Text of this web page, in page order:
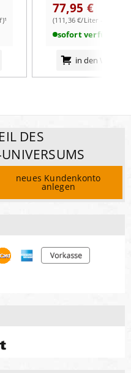
fruchtig, süß
77,95 €
(111,36 €/Liter - mit
sofort verfügbar
in den
DES
neues Kundenkonto
anlegen